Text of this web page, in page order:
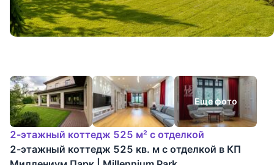
Еще фото
2-этажный коттедж 525 м² с отделкой
2-этажный коттедж 525 кв. м с отделкой в КП